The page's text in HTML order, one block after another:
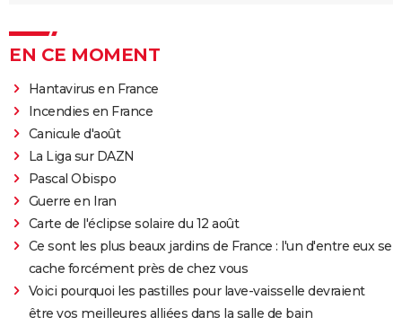
EN CE MOMENT
Hantavirus en France
Incendies en France
Canicule d'août
La Liga sur DAZN
Pascal Obispo
Guerre en Iran
Carte de l'éclipse solaire du 12 août
Ce sont les plus beaux jardins de France : l'un d'entre eux se
cache forcément près de chez vous
Voici pourquoi les pastilles pour lave-vaisselle devraient
être vos meilleures alliées dans la salle de bain